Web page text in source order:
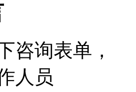
咨询表单，
人员